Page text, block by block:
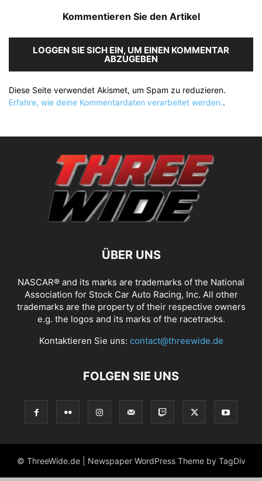
Kommentieren Sie den Artikel
LOGGEN SIE SICH EIN, UM EINEN KOMMENTAR
ABZUGEBEN
Diese Seite verwendet Akismet, um Spam zu reduzieren.
Erfahre, wie deine Kommentardaten verarbeitet werden..
ÜBER UNS
NASCAR® and its marks are trademarks of the National
Association for Stock Car Auto Racing, Inc. All other
trademarks are the property of their respective owners
e.g. the logos and its marks of the racetracks.
Kontaktieren Sie uns: contact@threewide.de
FOLGEN SIE UNS
© ThreeWide.de | Newspaper WordPress Theme by TagDiv